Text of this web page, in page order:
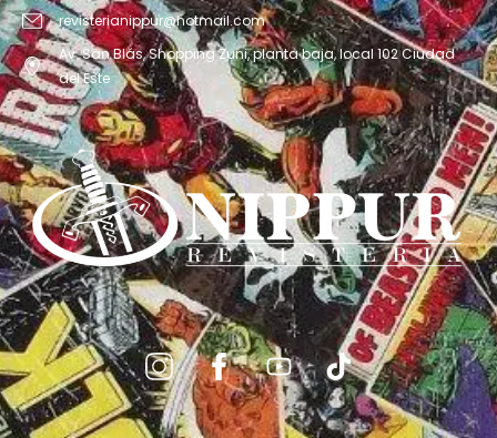
revisterianippur@hotmail.com
Av. San Blás, Shopping Zuni, planta baja, local 102 Ciudad
del Este